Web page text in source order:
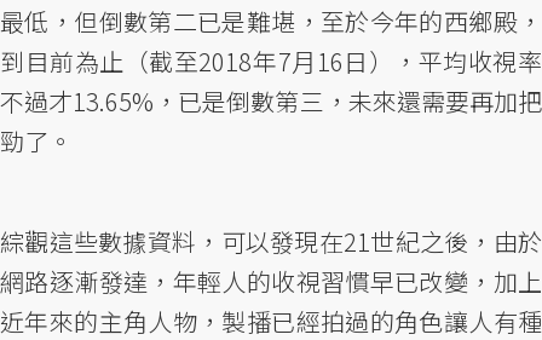
最低，但倒數第二已是難堪，至於今年的西鄉殿，
到目前為止（截至2018年7月16日），平均收視率
不過才13.65%，已是倒數第三，未來還需要再加把
勁了。
綜觀這些數據資料，可以發現在21世紀之後，由於
網路逐漸發達，年輕人的收視習慣早已改變，加上
近年來的主角人物，製播已經拍過的角色讓人有種